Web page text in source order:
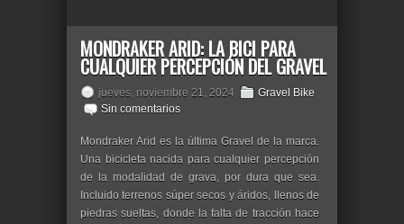
MONDRAKER ARID: LA BICI PARA
CUALQUIER PERCEPCIÓN DEL GRAVEL
jueves, noviembre 21, 2024
Gravel Bike
Sin comentarios
Mondraker Arid es la última Gravel de la marca.
Una bicicleta nacida para cualquier percepción
de la modalidad de grava, por dura que sea.
Incluido terrenos súper secos y áridos, llenos de
piedras sueltas, donde la falta de tracción hace